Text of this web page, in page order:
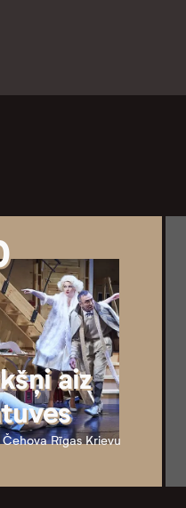
aiz
Rīgas Krievu